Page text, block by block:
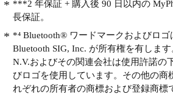
***2 年保証 + 購入後 90 日以内の
長保証。
*⁴ Bluetooth® ワードマークおよびロゴ
Bluetooth SIG, Inc. が所有権を有しま
N.V.およびその関連会社は使用許諾の
びロゴを使用しています。その他の商
れぞれの所有者の商標および登録商標